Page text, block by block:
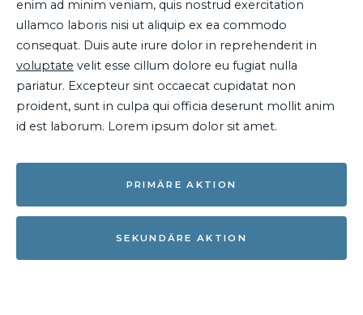
enim ad minim veniam, quis nostrud exercitation
ullamco laboris nisi ut aliquip ex ea commodo
consequat. Duis aute irure dolor in reprehenderit in
voluptate velit esse cillum dolore eu fugiat nulla
pariatur. Excepteur sint occaecat cupidatat non
proident, sunt in culpa qui officia deserunt mollit anim
id est laborum. Lorem ipsum dolor sit amet.
PRIMÄRE AKTION
SEKUNDÄRE AKTION